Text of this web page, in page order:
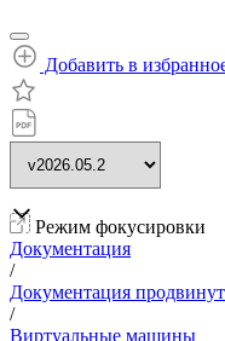
Добавить в
Режим фокусировки
Документация
/
Документация
/
Виртуальные машины